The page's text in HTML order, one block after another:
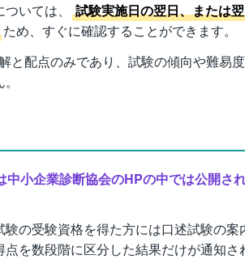
いては、
試験実施日の翌日、または
ため、すぐに確認することができます。
と配点のみであり、試験の傾向や難易
中小企業診断協会のHPの中では公開さ
の受験資格を得た方には口述試験の案
を数段階に区分した結果だけが通知さ